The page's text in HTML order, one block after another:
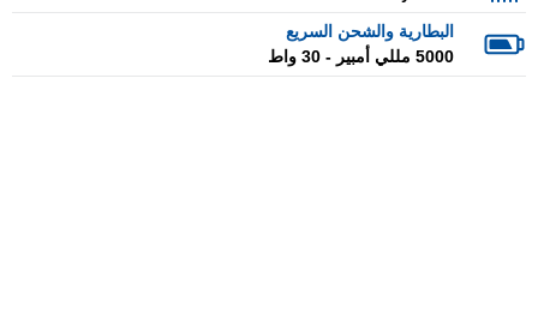
البطارية والشحن السريع
5000 مللي أمبير - 30 واط